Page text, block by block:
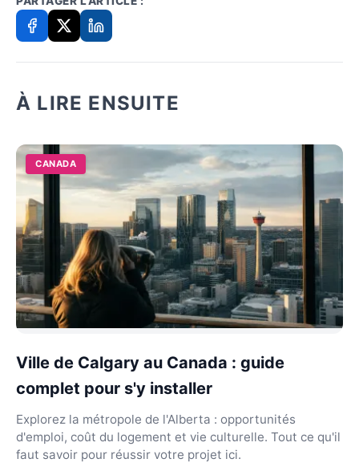
À LIRE ENSUITE
CANADA
Ville de Calgary au Canada : guide
complet pour s'y installer
Explorez la métropole de l'Alberta : opportunités
d'emploi, coût du logement et vie culturelle. Tout ce qu'il
faut savoir pour réussir votre projet ici.